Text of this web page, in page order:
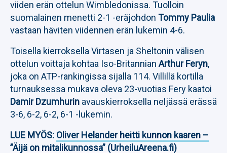
viiden erän ottelun Wimbledonissa. Tuolloin
suomalainen menetti 2-1 -eräjohdon Tommy Paulia
vastaan häviten viidennen erän lukemin 4-6.
Toisella kierroksella Virtasen ja Sheltonin välisen
ottelun voittaja kohtaa Iso-Britannian Arthur Feryn,
joka on ATP-rankingissa sijalla 114. Villillä kortilla
turnauksessa mukava oleva 23-vuotias Fery kaatoi
Damir Dzumhurin avauskierroksella neljässä erässä
3-6, 6-2, 6-2, 6-1 -lukemin.
LUE MYÖS: Oliver Helander heitti kunnon kaaren –
”Äijä on mitalikunnossa” (UrheiluAreena.fi)